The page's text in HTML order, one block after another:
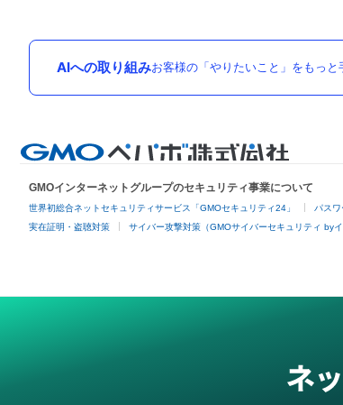
AIへの取り組みお客様の「やりたいこと」をもっ
GMOインターネットグループのセキュリティ事業について
世界初総合ネットセキュリティサービス「GMOセキュリティ24」 パス
実在証明・盗聴対策 サイバー攻撃対策（GMOサイバーセキュリティ byイ